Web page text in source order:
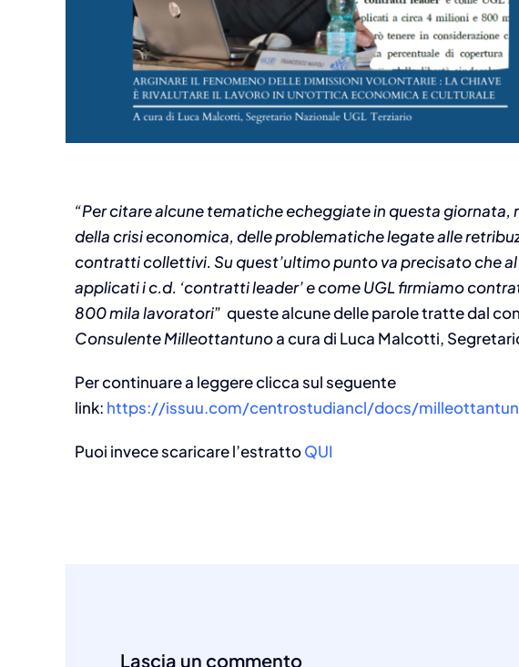
“Per citare alcune tematiche echeggiate in questa giornata,
della crisi economica, delle problematiche legate alle
contratti collettivi. Su quest’ultimo punto va precisato che
applicati i c.d. ‘contratti leader’ e come UGL firmiamo
800 mila lavoratori” queste alcune delle parole tratte dal
Consulente Milleottantunoacura di Luca Malcotti,
Per continuare a leggere clicca sul seguente
link: https://issuu.com/centrostudiancl/docs/
Puoi invece scaricare l’estrattoQUI
Ricambio generazionale e
gestione del turnover in
azienda – edito da SEAC e
ANCL per la collana ASRI